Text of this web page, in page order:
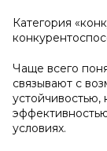
Категория
Чаще всего
связывают с
устойчивостью,
условиях.